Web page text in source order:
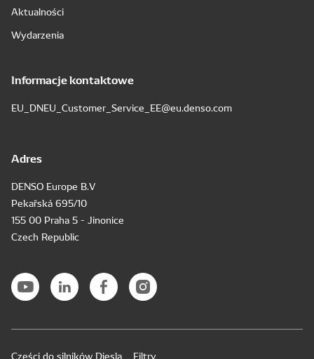
Aktualności
Wydarzenia
Informacje kontaktowe
EU_DNEU_Customer_Service_EE@eu.denso.com
Adres
DENSO Europe B.V
Pekařská 695/10
155 00 Praha 5 - Jinonice
Czech Republic
Części do silników Diesla Filtry